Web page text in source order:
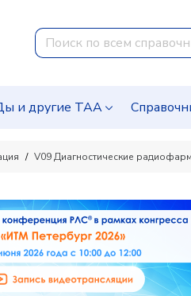
и другие ТАА
V09 Диагностические